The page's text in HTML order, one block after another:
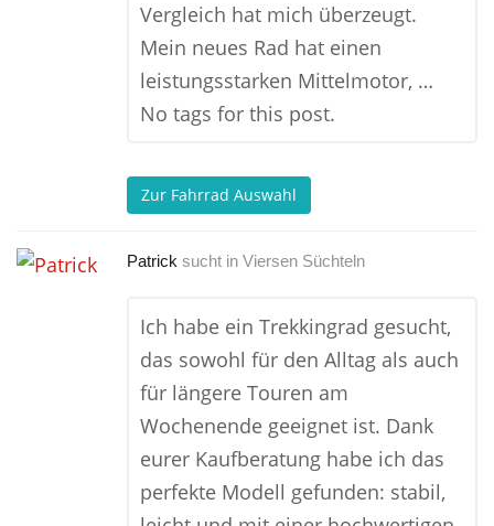
Vergleich hat mich überzeugt.
Mein neues Rad hat einen
leistungsstarken Mittelmotor, …
No tags for this post.
Zur Fahrrad Auswahl
Patrick sucht in Viersen Süchteln
Ich habe ein Trekkingrad gesucht,
das sowohl für den Alltag als auch
für längere Touren am
Wochenende geeignet ist. Dank
eurer Kaufberatung habe ich das
perfekte Modell gefunden: stabil,